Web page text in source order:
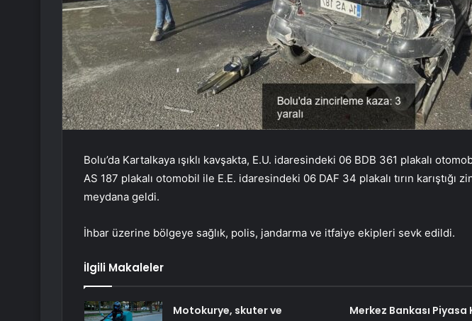
Bolu’da Kartalkaya ışıklı kavşakta, E.U. idaresindeki 06 BDB 361 plakalı
AS 187 plakalı otomobil ile E.E. idaresindeki 06 DAF 34 plakalı tırın karıştığı
meydana geldi.
İhbar üzerine bölgeye sağlık, polis, jandarma ve itfaiye ekipleri sevk edildi.
İlgili Makaleler
Motokurye, skuter ve
Merkez Bankası Piyasa